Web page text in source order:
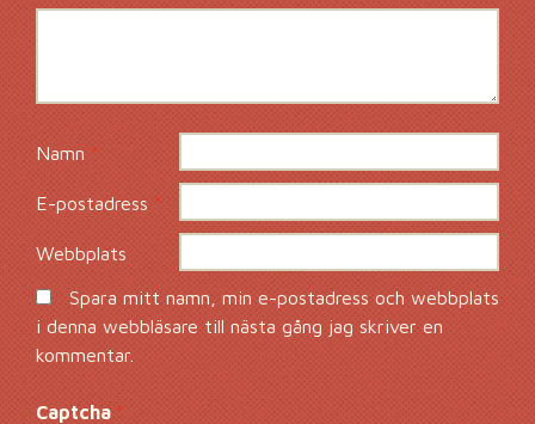
Namn *
E-postadress*
Webbplats
Spara mitt namn, min e-postadress och webbplats
i denna webbläsare till nästa gång jag skriver en
kommentar.
Captcha*